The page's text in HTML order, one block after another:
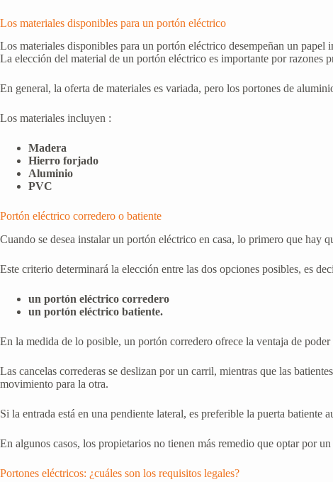
Los materiales disponibles para un portón eléctrico
Los materiales disponibles para un portón eléctrico desempeñan un papel
La elección del material de un portón eléctrico es importante por razones
En general, la oferta de materiales es variada, pero los portones de
Los materiales incluyen :
Madera
Hierro forjado
Aluminio
PVC
Portón eléctrico corredero o batiente
Cuando se desea instalar un portón eléctrico en casa, lo primero que hay
Este criterio determinará la elección entre las dos opciones posibles, es
un portón eléctrico corredero
un portón eléctrico batiente.
En la medida de lo posible, un portón corredero ofrece la ventaja de
Las cancelas correderas se deslizan por un carril, mientras que las
movimiento para la otra.
Si la entrada está en una pendiente lateral, es preferible la puerta batiente
En algunos casos, los propietarios no tienen más remedio que optar por
Portones eléctricos: ¿cuáles son los requisitos legales?